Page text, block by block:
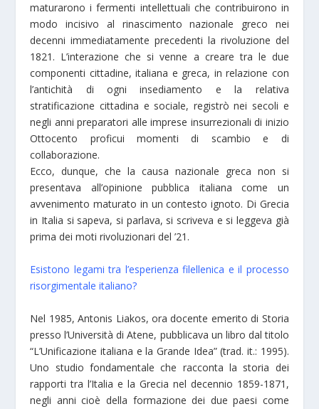
maturarono i fermenti intellettuali che contribuirono in
modo incisivo al rinascimento nazionale greco nei
decenni immediatamente precedenti la rivoluzione del
1821. L’interazione che si venne a creare tra le due
componenti cittadine, italiana e greca, in relazione con
l’antichità di ogni insediamento e la relativa
stratificazione cittadina e sociale, registrò nei secoli e
negli anni preparatori alle imprese insurrezionali di inizio
Ottocento proficui momenti di scambio e di
collaborazione.
Ecco, dunque, che la causa nazionale greca non si
presentava all’opinione pubblica italiana come un
avvenimento maturato in un contesto ignoto. Di Grecia
in Italia si sapeva, si parlava, si scriveva e si leggeva già
prima dei moti rivoluzionari del ’21.
Esistono legami tra l’esperienza filellenica e il processo
risorgimentale italiano?
Nel 1985, Antonis Liakos, ora docente emerito di Storia
presso l’Università di Atene, pubblicava un libro dal titolo
“L’Unificazione italiana e la Grande Idea” (trad. it.: 1995).
Uno studio fondamentale che racconta la storia dei
rapporti tra l’Italia e la Grecia nel decennio 1859-1871,
negli anni cioè della formazione dei due paesi come